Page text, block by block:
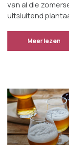
van al die
uitsluitend
Meer lezen